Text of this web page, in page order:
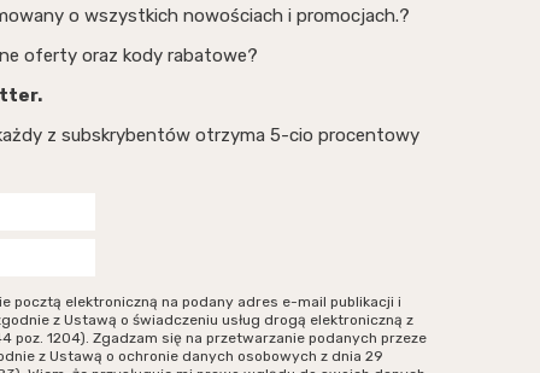
o wszystkich nowościach i promocjach.?
oferty oraz kody rabatowe?
z subskrybentów otrzyma 5-cio procentowy
pocztą elektroniczną na podany adres e-mail publikacji i
z Ustawą o świadczeniu usług drogą elektroniczną z
poz. 1204). Zgadzam się na przetwarzanie podanych przeze
z Ustawą o ochronie danych osobowych z dnia 29